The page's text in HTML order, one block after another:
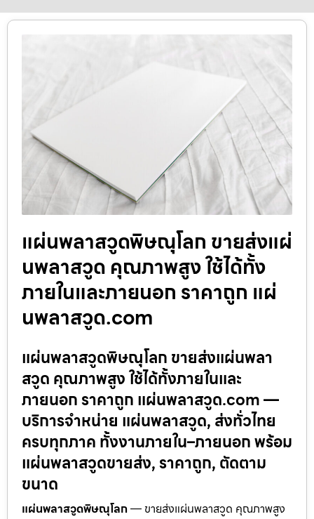
แผ่นพลาสวูดพิษณุโลก ขายส่งแผ่
นพลาสวูด คุณภาพสูง ใช้ได้ทั้ง
ภายในและภายนอก ราคาถูก แผ่
นพลาสวูด.com
แผ่นพลาสวูดพิษณุโลก ขายส่งแผ่นพลา
สวูด คุณภาพสูง ใช้ได้ทั้งภายในและ
ภายนอก ราคาถูก แผ่นพลาสวูด.com —
บริการจำหน่าย แผ่นพลาสวูด, ส่งทั่วไทย
ครบทุกภาค ทั้งงานภายใน–ภายนอก พร้อม
แผ่นพลาสวูดขายส่ง, ราคาถูก, ตัดตาม
ขนาด
แผ่นพลาสวูดพิษณุโลก— ขายส่งแผ่นพลาสวูด คุณภาพสูง